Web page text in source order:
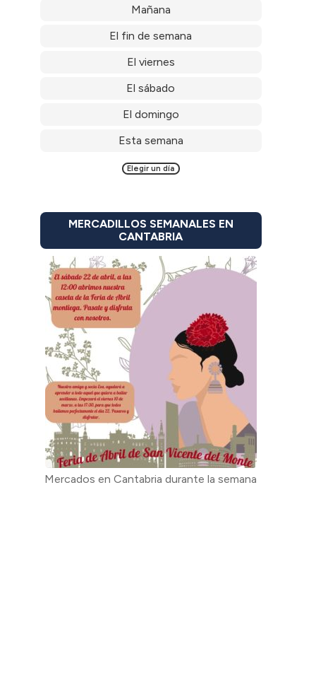
Mañana
El fin de semana
El viernes
El sábado
El domingo
Esta semana
Elegir un día
MERCADILLOS SEMANALES EN
CANTABRIA
Mercados en Cantabria durante la semana